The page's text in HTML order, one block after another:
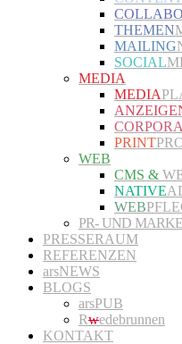
THEMEN
MAILING
SOCIAL
MEDIA
MEDIA
PRINT
WEB
CMS &
NATIVE
WEB
PR- UND
PRESSERAUM
REFERENZEN
arsNEWS
BLOGS
arsPUB
Rwedebrunnen
KONTAKT